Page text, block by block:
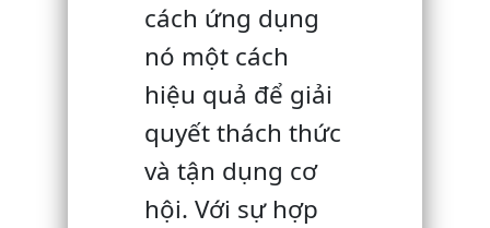
cách ứng dụng
nó một cách
hiệu quả để giải
quyết thách thức
và tận dụng cơ
hội. Với sự hợp